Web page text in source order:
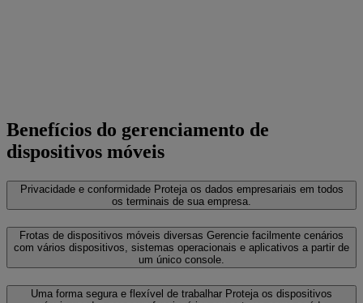
Benefícios do gerenciamento de
dispositivos móveis
Privacidade e conformidade Proteja os dados empresariais em todos
os terminais de sua empresa.
Frotas de dispositivos móveis diversas Gerencie facilmente cenários
com vários dispositivos, sistemas operacionais e aplicativos a partir de
um único console.
Uma forma segura e flexível de trabalhar Proteja os dispositivos